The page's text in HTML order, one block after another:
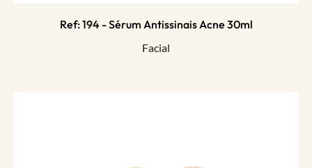
Ref: 194 - Sérum Antissinais Acne 30ml
Facial